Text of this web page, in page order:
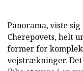
Panorama, viste
Cherepovets, helt
former for
vejstrækninger. Det